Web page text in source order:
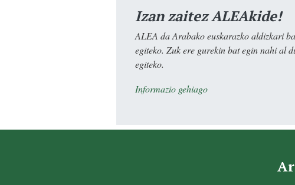
Izan zaitez ALEAkide!
ALEA da Arabako euskarazko aldizkari
egiteko. Zuk ere gurekin bat egin nahi al
egiteko.
Informazio gehiago